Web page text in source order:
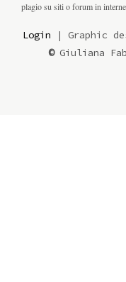
plagio su siti o forum in
Login | Graphic
© Giuliana